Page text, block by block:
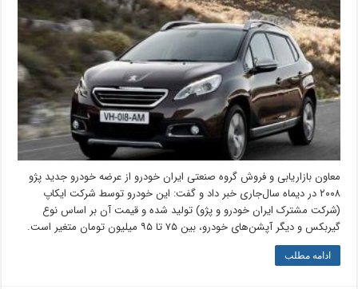
معاون بازاریابی و فروش گروه صنعتی ایران خودرو از عرضه خودرو جدید پژو
۲۰۰۸ در دیماه سال‌جاری خبر داد و گفت: این خودرو توسط شرکت ایکاپ
(شرکت مشترک ایران خودرو و پژو) تولید شده و قیمت آن بر اساس نوع
گیربکس و دیگر آپشن‌های خودرو، بین ۷۵ تا ۹۵ میلیون تومان متغیر است.
ادامه مطلب